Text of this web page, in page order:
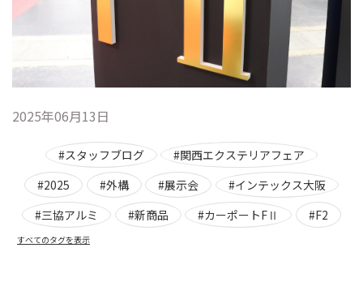
2025年06月13日
#スタッフブログ
#関西エクステリアフェア
#2025
#外構 #展示会
#インテックス大阪
#三協アルミ
#新商品 #カーポートFⅡ #F2
すべてのタグを表示